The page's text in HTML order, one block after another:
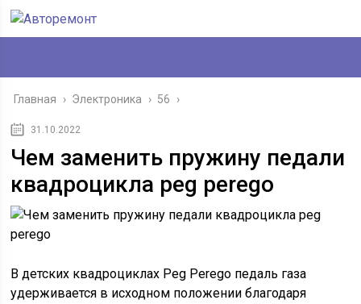
Главная › Электроника › 56 ›
31.10.2022
Чем заменить пружину педали
квадроцикла peg perego
В детских квадроциклах Peg Perego педаль газа
удерживается в исходном положении благодаря